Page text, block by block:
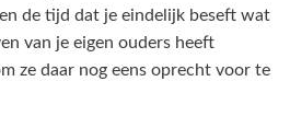
de tijd dat je eindelijk beseft wat
van je eigen ouders heeft
ze daar nog eens oprecht voor te